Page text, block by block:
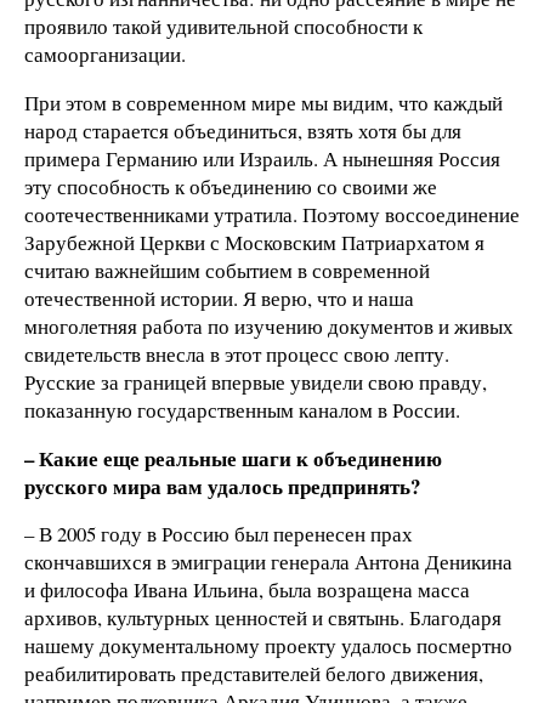
проявило такой удивительной способности к
самоорганизации.
При этом в современном мире мы видим, что каждый
народ старается объединиться, взять хотя бы для
примера Германию или Израиль. А нынешняя Россия
эту способность к объединению со своими же
соотечественниками утратила. Поэтому воссоединение
Зарубежной Церкви с Московским Патриархатом я
считаю важнейшим событием в современной
отечественной истории. Я верю, что и наша
многолетняя работа по изучению документов и живых
свидетельств внесла в этот процесс свою лепту.
Русские за границей впервые увидели свою правду,
показанную государственным каналом в России.
– Какие еще реальные шаги к объединению
русского мира вам удалось предпринять?
– В 2005 году в Россию был перенесен прах
скончавшихся в эмиграции генерала Антона Деникина
и философа Ивана Ильина, была возращена масса
архивов, культурных ценностей и святынь. Благодаря
нашему документальному проекту удалось посмертно
реабилитировать представителей белого движения,